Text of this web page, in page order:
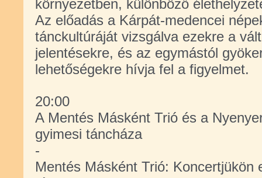
környezetben, különböző
Az előadás a Kárpát-medencei
tánckultúráját vizsgálva ezekre a
jelentésekre, és az egymástól
lehetőségekre hívja fel a figyelmet.
20:00
A Mentés Másként Trió és a
gyimesi táncháza
-
Mentés Másként Trió: Koncertjükön